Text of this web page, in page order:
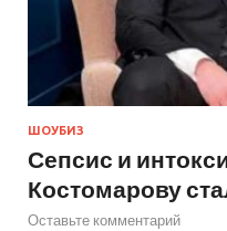
ШОУБИЗ
Сепсис и
Костомарову
Оставьте комментарий